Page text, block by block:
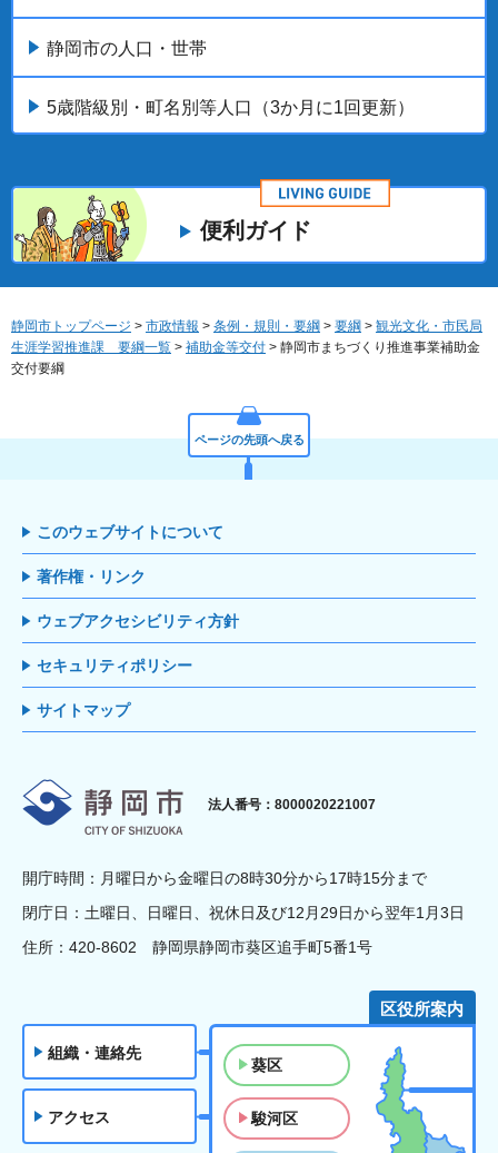
静岡市の人口・世帯
5歳階級別・町名別等人口（3か月に1回更新）
便利ガイド
静岡市トップページ > 市政情報 > 条例・規則・要綱 > 要綱 > 観光文化・市民局
生涯学習推進課 要綱一覧 > 補助金等交付 > 静岡市まちづくり推進事業補助金
交付要綱
ページの先頭へ戻る
このウェブサイトについて
著作権・リンク
ウェブアクセシビリティ方針
セキュリティポリシー
サイトマップ
静岡市
法人番号：8000020221007
開庁時間：月曜日から金曜日の8時30分から17時15分まで
閉庁日：土曜日、日曜日、祝休日及び12月29日から翌年1月3日
住所：420-8602 静岡県静岡市葵区追手町5番1号
組織・連絡先
アクセス
区役所案内
葵区
駿河区